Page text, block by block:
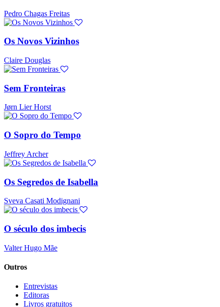
Pedro Chagas Freitas
Os Novos Vizinhos
Claire Douglas
Sem Fronteiras
Jørn Lier Horst
O Sopro do Tempo
Jeffrey Archer
Os Segredos de Isabella
Sveva Casati Modignani
O século dos imbecis
Valter Hugo Mãe
Outros
Entrevistas
Editoras
Livros gratuitos